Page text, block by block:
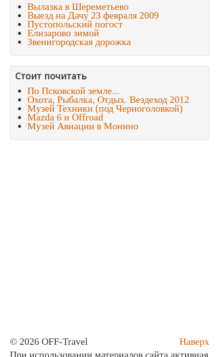
Вылазка в Шереметьево
Выезд на Дачу 23 февраля 2009
Пустопольский погост
Елизарово зимой
Звенигородская дорожка
Стоит почитать
По Псковской земле...
Охота, Рыбалка, Отдых. Вездеход 2012
Музей Техники (под Черноголовкой)
Mazda 6 и Offroad
Музей Авиации в Монино
Наверх
© 2026 OFF-Travel
При использовании материалов сайта активная